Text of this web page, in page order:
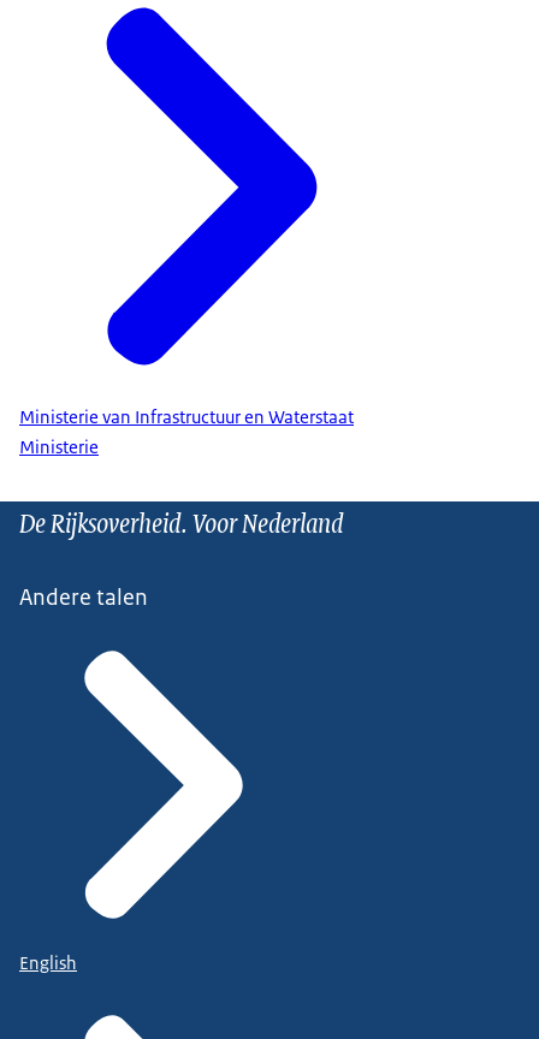
Ministerie van Infrastructuur en Waterstaat
Ministerie
De Rijksoverheid. Voor Nederland
Andere talen
English